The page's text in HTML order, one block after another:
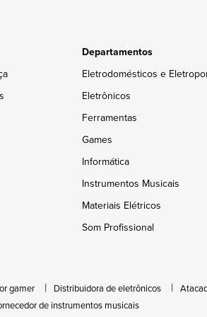
Departamentos
Eletrodomésticos e
Eletrônicos
Ferramentas
Games
Informática
Instrumentos Musicais
Materiais Elétricos
Som Profissional
gamer Distribuidora de eletrônicos
de instrumentos musicais